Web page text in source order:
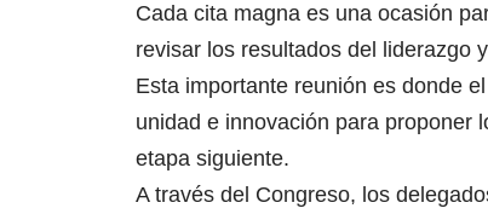
Cada cita magna es una ocasión
revisar los resultados del liderazgo
Esta importante reunión es donde
unidad e innovación para proponer
etapa siguiente.
A través del Congreso, los